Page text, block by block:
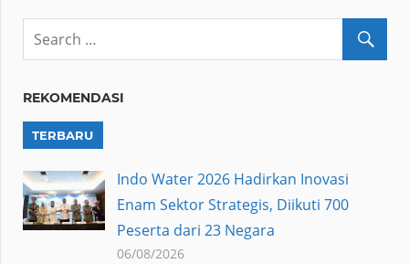
REKOMENDASI
TERBARU
Indo Water 2026 Hadirkan Inovasi
Enam Sektor Strategis, Diikuti 700
Peserta dari 23 Negara
06/08/2026